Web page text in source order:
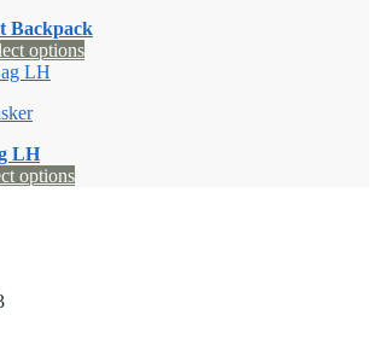
Mulighederne
kan
Backpack
optionsDette
LH
optionsDette